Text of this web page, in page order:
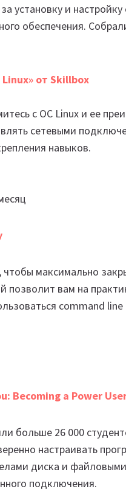
установку и
обеспечения.
от Skillbox
с ОС Linux и ее
сетевыми
навыков.
чтобы максимально
позволит вам на
command
Becoming a Power
больше 26 000
настраивать
диска и
подключения.